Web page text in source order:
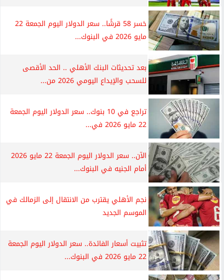
خسر 58 قرشًا.. سعر الدولار اليوم الجمعة 22
مايو 2026 في البنوك...
بعد تحديثات البنك الأهلي .. الحد الأقصى
للسحب والإيداع اليومي 2026 من...
تراجع في 10 بنوك.. سعر الدولار اليوم الجمعة
22 مايو 2026 في...
الآن.. سعر الدولار اليوم الجمعة 22 مايو 2026
أمام الجنيه في البنوك...
نجم الأهلي يقترب من الانتقال إلى الزمالك في
الموسم الجديد
تثبيت أسعار الفائدة.. سعر الدولار اليوم الجمعة
22 مايو 2026 في البنوك...